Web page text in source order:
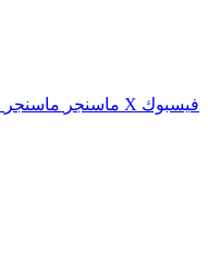
فيسبوك ‫X ماسنجر ماسنجر